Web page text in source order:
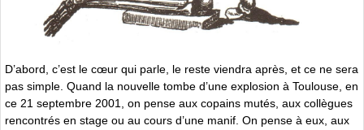
D’abord, c’est le cœur qui parle, le reste viendra après, et ce ne sera
pas simple. Quand la nouvelle tombe d’une explosion à Toulouse, en
ce 21 septembre 2001, on pense aux copains mutés, aux collègues
rencontrés en stage ou au cours d’une manif. On pense à eux, aux